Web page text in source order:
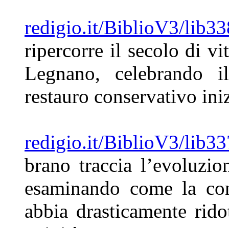
redigio.it/BiblioV3/
ripercorre il secolo di
Legnano, celebrando
restauro conservativo
redigio.it/BiblioV3/
brano traccia
esaminando come la
abbia drasticamente